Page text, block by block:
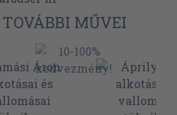
TOVÁBBI MŰVEI